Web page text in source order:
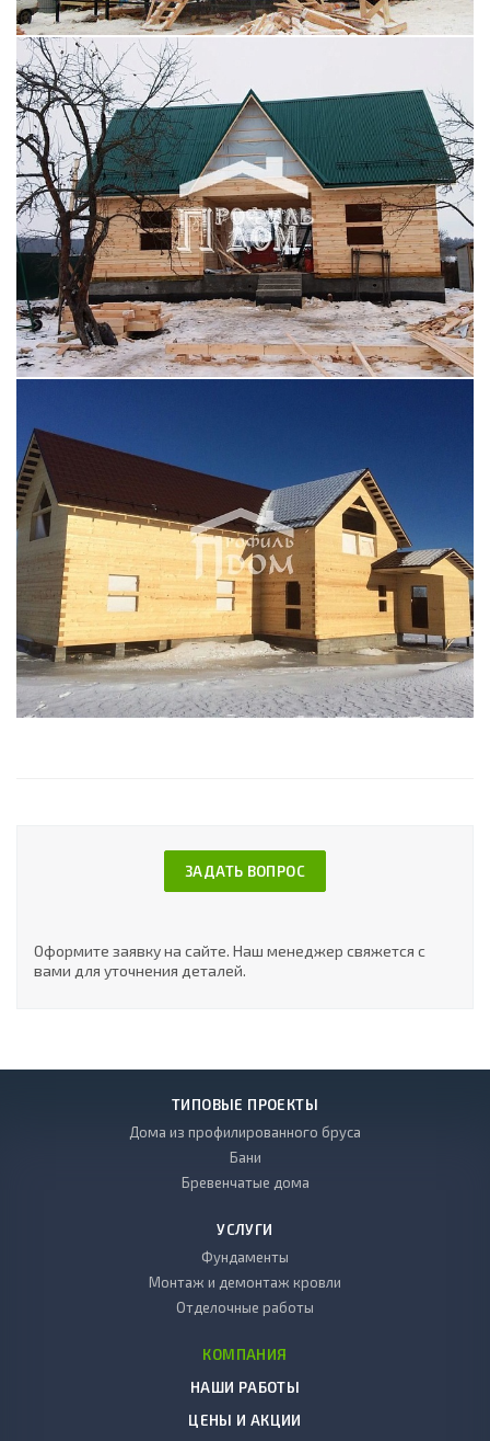
ЗАДАТЬ ВОПРОС
Оформите заявку на сайте. Наш менеджер свяжется с
вами для уточнения деталей.
ТИПОВЫЕ ПРОЕКТЫ
Дома из профилированного бруса
Бани
Бревенчатые дома
УСЛУГИ
Фундаменты
Монтаж и демонтаж кровли
Отделочные работы
КОМПАНИЯ
НАШИ РАБОТЫ
ЦЕНЫ И АКЦИИ